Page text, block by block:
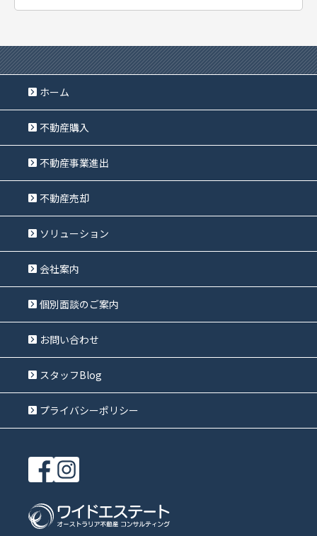
ホーム
不動産購入
不動産事業進出
不動産売却
ソリューション
会社案内
個別面談のご案内
お問い合わせ
スタッフBlog
プライバシーポリシー